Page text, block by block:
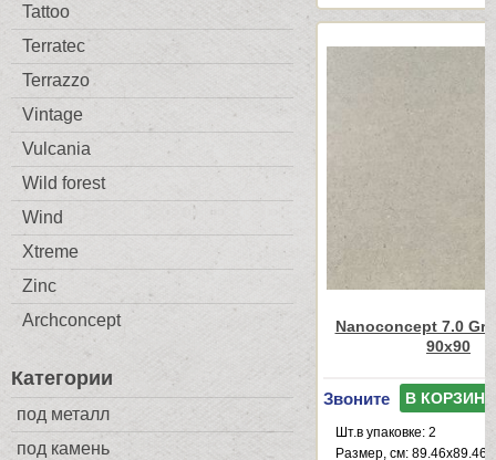
Tattoo
Terratec
Terrazzo
Vintage
Vulcania
Wild forest
Wind
Xtreme
Zinc
Archconcept
Категории
под металл
под камень
Nanoconcept 7.0
90x90
Звоните В КОРЗИНУ
Шт.в упаковке: 2
Размер, см: 89.46x89.46